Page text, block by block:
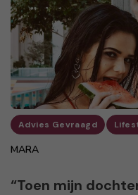
Advies Gevraagd
MARA
“Toen mijn